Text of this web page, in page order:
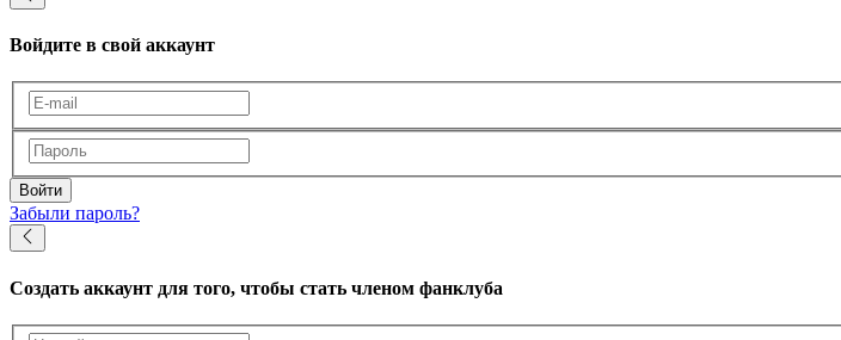
Войдите в свой аккаунт
Войти
Забыли пароль?
Создать аккаунт для того, чтобы стать членом фанклуба